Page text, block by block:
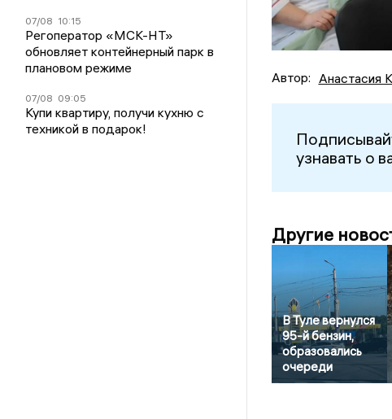
07/08 10:15
Регоператор «МСК-НТ»
обновляет контейнерный парк в
плановом режиме
07/08 09:05
Купи квартиру, получи кухню с
техникой в подарок!
Автор: Анастасия
узнавать о
Другие
В Туле вернулся
95-й бензин,
образовались
очереди